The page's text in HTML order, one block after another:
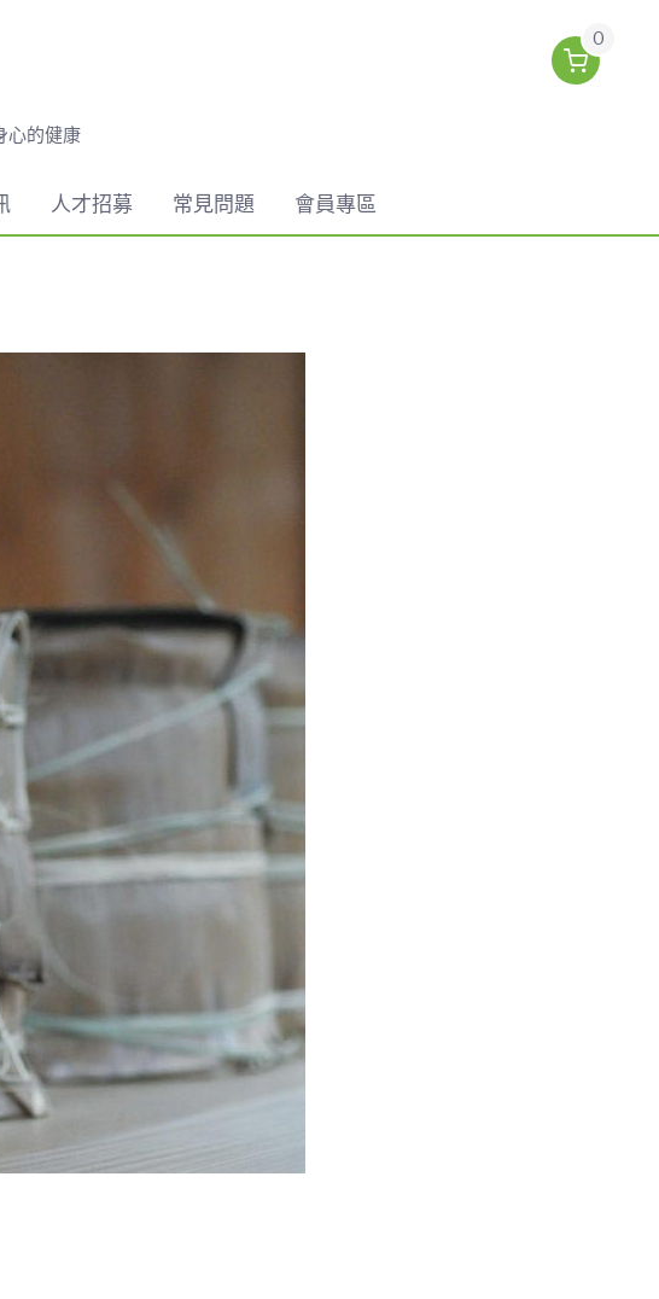
0
心的健康
人才招募 常見問題 會員專區